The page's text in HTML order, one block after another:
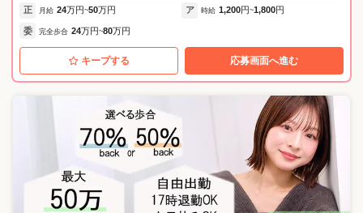
は予約なしで柔軟に、落ち着いたら予約制でじっくり、 ライフステージ
の変化に合わせた環境移行が可能です。 あなたの「今」に最適なスタイ
026年 2店舗 ▶︎ 2026年3月 KAHALA宇都宮 オープン！ 【積極募集エ
リア】 ・栃木エリア（小山・栃木・自治医大・真岡・宇都宮・さくら・
矢板・烏山・足利） ・茨城エリア （筑西・結城・下館） ・群馬県
（みどり・館林） （その他、全46店舗で同時募集中！） --弊社が選ばれ
る理由-- ★ライフスタイルに合わせた働き方を実現！★ ・11時出勤や14
時退勤など短時間勤務も相談可 ・週1日〜／土日休みOK／18時閉店／子
供の行事休みなど休日も自由 ・朝礼／残業一切なし ・急な発熱時のお休
み対応や託児所完備（保育士常駐）など子育て支援も充実 ★20代〜60代
が幅広く活躍中★ ・40代以上の採用も積極的 ・ブランクがある方も安
心！営業時間内に研修あり ・パパママ美容師が多数在籍しています ★働
きやすさ・こだわり★ ・店舗数が充実しているため最寄りの店舗で働く
正 月給 24万円 ~50万円 ア 時給 1,200円 ~1,800円
委 完全歩合 24万円~80万円
キープする 応募画面へ進む